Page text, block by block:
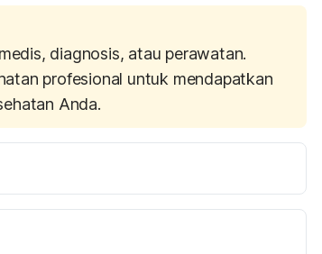
diagnosis, atau perawatan.
profesional untuk mendapatkan
Anda.